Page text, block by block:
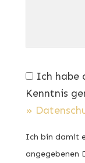
Ich habe
Kenntnis
»
Ich bin damit
angegebenen